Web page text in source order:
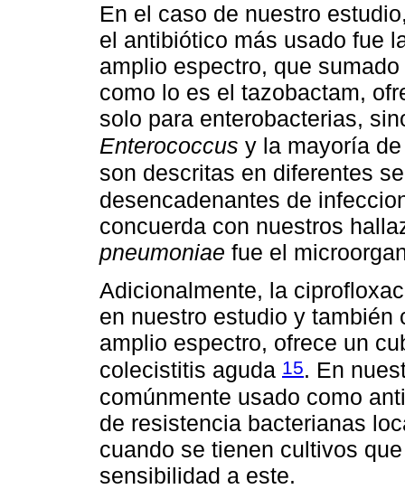
En el caso de nuestro
el antibiótico más usado fue
amplio espectro, que
como lo es el tazobactam,
solo para enterobacterias,
Enterococcus y la mayoría
son descritas en diferentes
desencadenantes de
concuerda con nuestros
pneumoniae fue el
Adicionalmente, la
en nuestro estudio y
amplio espectro, ofrece un
colecistitis aguda 15. En
comúnmente usado como
de resistencia bacterianas
cuando se tienen cultivos
sensibilidad a este.